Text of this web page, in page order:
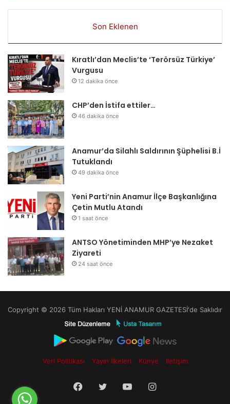
Son Eklenen
Kıratlı’dan Meclis’te ‘Terörsüz Türkiye’
Vurgusu
12 dakika önce
CHP’den İstifa ettiler…
46 dakika önce
Anamur’da Silahlı Saldırının Şüphelisi B.İ
Tutuklandı
49 dakika önce
Yeni Parti’nin Anamur İlçe Başkanlığına
Çetin Mutlu Atandı
1 saat önce
ANTSO Yönetiminden MHP’ye Nezaket
Ziyareti
24 saat önce
Copyright © 2026 Tüm Hakları YENİ ANAMUR GAZETESİ'de Saklıdır
Veri Politikası Yayın İlkeleri Künye İletişim
Facebook
TwitterYouTubeInstagram